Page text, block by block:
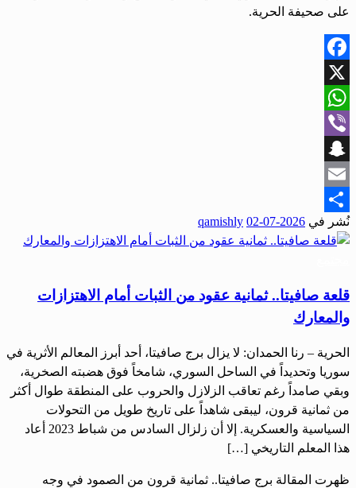
على صحيفة الحرية.
Facebook
X
WhatsApp
Viber
Snapchat
Email
Share
نُشر في 2026-07-02
qamishly
قلعة صافيتا.. ثمانية عقود من الثبات أمام الاهتزازات
والمعارك
الحرية – رنا الحمدان: لا يزال برج صافيتا، أحد أبرز المعالم الأثرية في
سوريا وتحديداً في الساحل السوري، شامخاً فوق هضبته الصخرية،
وبقي صامداً رغم تعاقب الزلازل والحروب على المنطقة طوال أكثر
من ثمانية قرون، ليبقى شاهداً على تاريخ طويل من التحولات
السياسية والعسكرية. إلا أن زلزال السادس من شباط 2023 أعاد
هذا المعلم التاريخي […]
ظهرت المقالة برج صافيتا.. ثمانية قرون من الصمود في وجه